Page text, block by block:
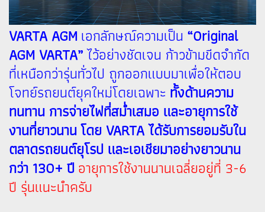
VARTA AGMเอกลักษณ์ความเป็น “Original
AGM VARTA”ไว้อย่างชัดเจน ก้าวข้ามขีดจำกัด
ที่เหนือกว่ารุ่นทั่วไป ถูกออกแบบมาเพื่อให้ตอบ
โจทย์รถยนต์ยุคใหม่โดยเฉพาะ ทั้งด้านความ
ทนทาน การจ่ายไฟที่สม่ำเสมอ และอายุการใช้
งานที่ยาวนาน โดย VARTA ได้รับการยอมรับใน
ตลาดรถยนต์ยุโรป และเอเชียมาอย่างยาวนาน
กว่า 130+ ปีอายุการใช้งานนานเฉลี่ยอยู่ที่ 3-6
ปี รุ่นแนะนำครับ